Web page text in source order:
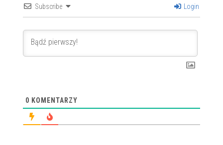
Subscribe Login
0 KOMENTARZY